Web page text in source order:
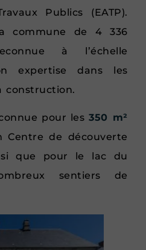
Publics (EATP).
commune de 4 336
à l’échelle
expertise dans les
construction.
pour les350 m²
Centre de découverte
que pour le lac du
sentiers de